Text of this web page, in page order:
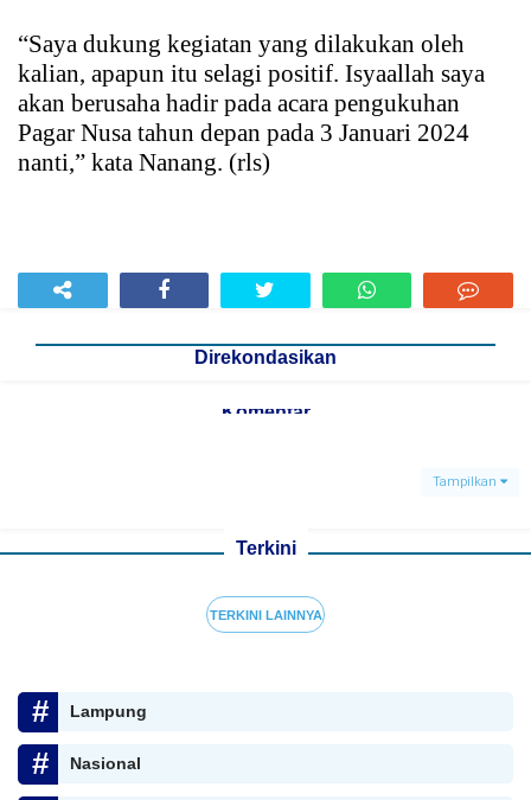
“Saya dukung kegiatan yang dilakukan oleh
kalian, apapun itu selagi positif. Isyaallah saya
akan berusaha hadir pada acara pengukuhan
Pagar Nusa tahun depan pada 3 Januari 2024
nanti,” kata Nanang. (rls)
Direkondasikan
Komentar
Tampilkan
Terkini
TERKINI LAINNYA
Lampung
Nasional